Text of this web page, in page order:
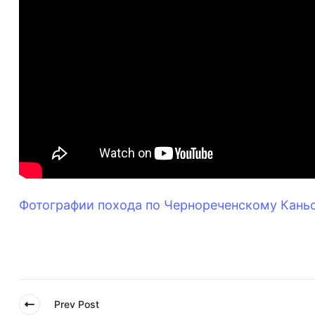
Фотографии похода по Чернореченскому
Prev Post